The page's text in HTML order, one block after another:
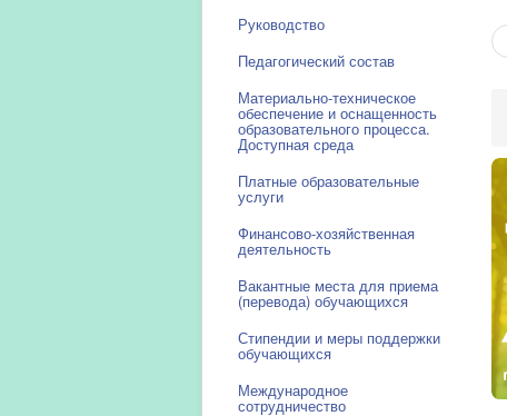
Руководство
Педагогический состав
Материально-техническое
обеспечение и оснащенность
образовательного процесса.
Доступная среда
Платные образовательные
услуги
Финансово-хозяйственная
деятельность
Вакантные места для приема
(перевода) обучающихся
Стипендии и меры поддержки
обучающихся
Международное
сотрудничество